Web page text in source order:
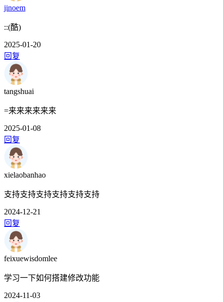
jinoem
::(酷)
2025-01-20
回复
tangshuai
=来来来来来来
2025-01-08
回复
xielaobanhao
支持支持支持支持支持支持
2024-12-21
回复
feixuewisdomlee
学习一下如何搭建修改功能
2024-11-03